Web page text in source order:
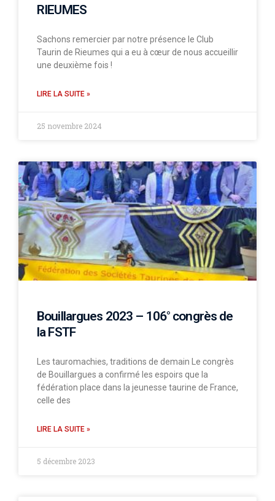
RIEUMES
Sachons remercier par notre présence le Club
Taurin de Rieumes qui a eu à cœur de nous accueillir
une deuxième fois !
LIRE LA SUITE »
25 novembre 2024
Bouillargues 2023 – 106° congrès de
la FSTF
Les tauromachies, traditions de demain Le congrès
de Bouillargues a confirmé les espoirs que la
fédération place dans la jeunesse taurine de France,
celle des
LIRE LA SUITE »
5 décembre 2023